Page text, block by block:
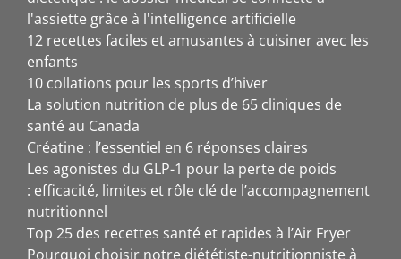
l'assiette grâce à l'intelligence artificielle
12 recettes faciles et amusantes à cuisiner avec les
enfants
10 collations pour les sports d’hiver
La solution nutrition de plus de 65 cliniques de
santé au Canada
Créatine : l’essentiel en 6 réponses claires
Les agonistes du GLP-1 pour la perte de poids
: efficacité, limites et rôle clé de l’accompagnement
nutritionnel
Top 25 des recettes santé et rapides à l’Air Fryer
Pourquoi choisir notre diététiste-nutritionniste à